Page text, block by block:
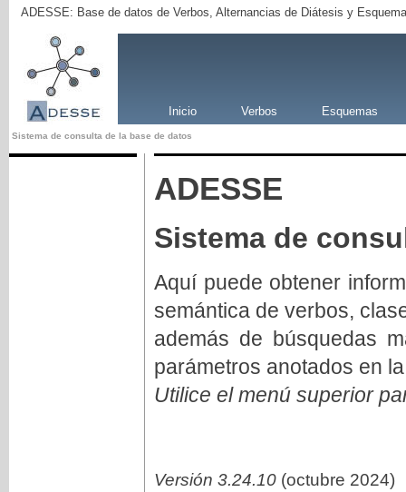
ADESSE: Base de datos de Verbos, Alternancias de Diátesis y
Inicio Verbos Esquemas
Sistema de consulta de la base de datos
ADESSE
Sistema de
Aquí puede obtener
semántica de verbos,
además de búsquedas
parámetros anotados en
Utilice el menú superior
Versión 3.24.10 (octubre 2024)